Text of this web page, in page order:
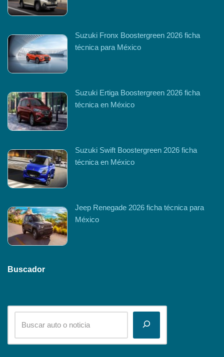
Suzuki Fronx Boostergreen 2026 ficha
técnica para México
Suzuki Ertiga Boostergreen 2026 ficha
técnica en México
Suzuki Swift Boostergreen 2026 ficha
técnica en México
Jeep Renegade 2026 ficha técnica para
México
Buscador